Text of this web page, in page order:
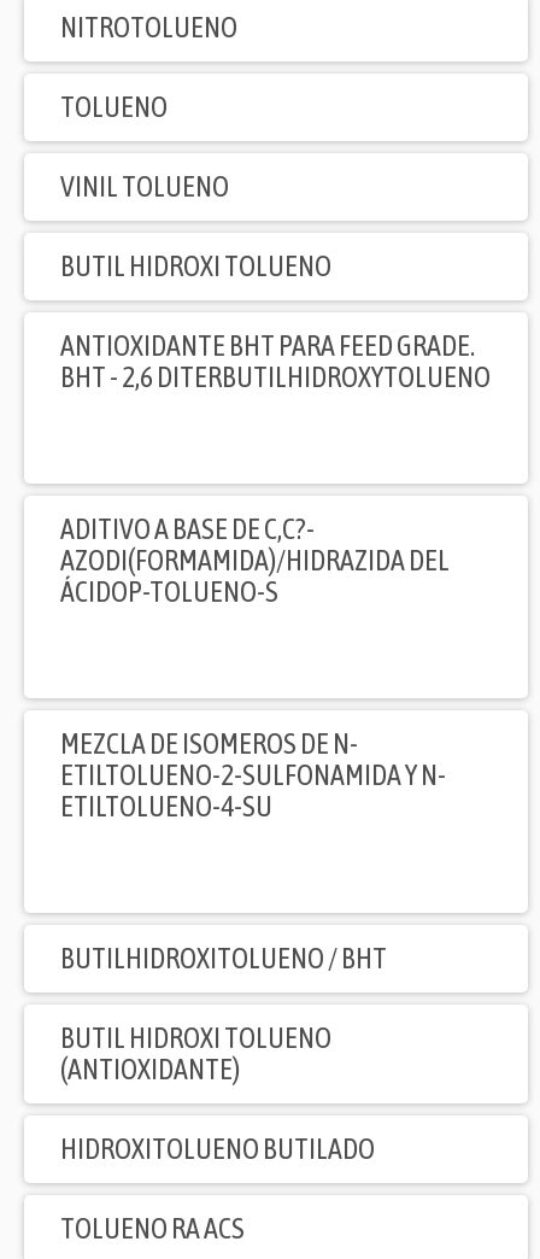
NITROTOLUENO
TOLUENO
VINIL TOLUENO
BUTIL HIDROXI TOLUENO
ANTIOXIDANTE BHT PARA FEED GRADE.
BHT - 2,6 DITERBUTILHIDROXYTOLUENO
ADITIVO A BASE DE C,C?-
AZODI(FORMAMIDA)/HIDRAZIDA DEL
ÁCIDOP-TOLUENO-S
MEZCLA DE ISOMEROS DE N-
ETILTOLUENO-2-SULFONAMIDA Y N-
ETILTOLUENO-4-SU
BUTILHIDROXITOLUENO / BHT
BUTIL HIDROXI TOLUENO
(ANTIOXIDANTE)
HIDROXITOLUENO BUTILADO
TOLUENO RA ACS